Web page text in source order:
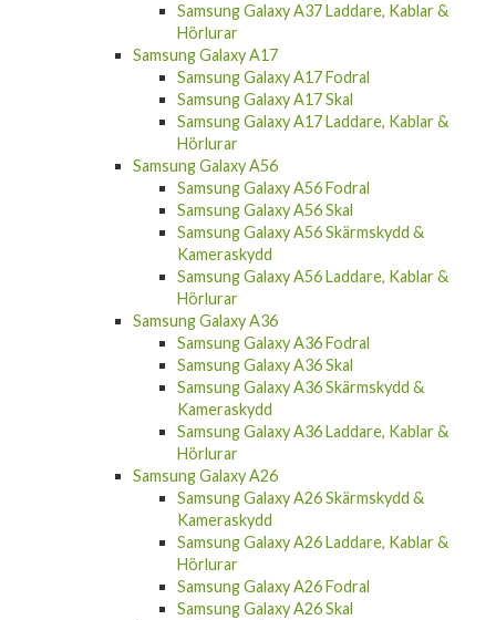
Samsung Galaxy A37 Laddare, Kablar &
Hörlurar
Samsung Galaxy A17
Samsung Galaxy A17 Fodral
Samsung Galaxy A17 Skal
Samsung Galaxy A17 Laddare, Kablar &
Hörlurar
Samsung Galaxy A56
Samsung Galaxy A56 Fodral
Samsung Galaxy A56 Skal
Samsung Galaxy A56 Skärmskydd &
Kameraskydd
Samsung Galaxy A56 Laddare, Kablar &
Hörlurar
Samsung Galaxy A36
Samsung Galaxy A36 Fodral
Samsung Galaxy A36 Skal
Samsung Galaxy A36 Skärmskydd &
Kameraskydd
Samsung Galaxy A36 Laddare, Kablar &
Hörlurar
Samsung Galaxy A26
Samsung Galaxy A26 Skärmskydd &
Kameraskydd
Samsung Galaxy A26 Laddare, Kablar &
Hörlurar
Samsung Galaxy A26 Fodral
Samsung Galaxy A26 Skal